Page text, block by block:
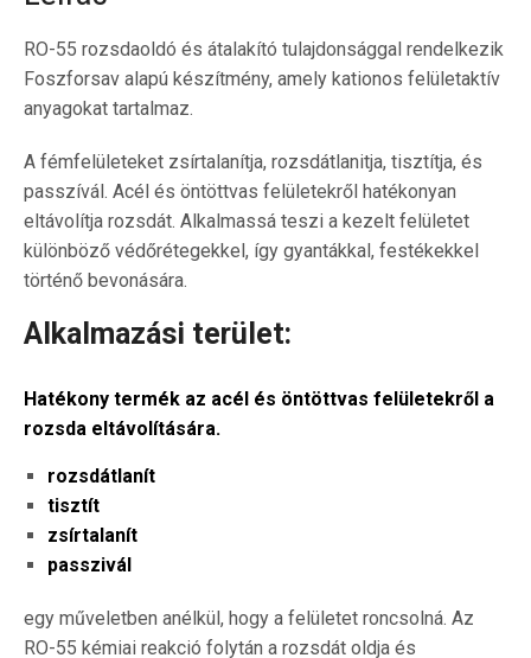
RO-55 rozsdaoldó és átalakító tulajdonsággal rendelkezik
Foszforsav alapú készítmény, amely kationos felületaktív
anyagokat tartalmaz.
A fémfelületeket zsírtalanítja, rozsdátlanitja, tisztítja, és
passzívál. Acél és öntöttvas felületekről hatékonyan
eltávolítja rozsdát. Alkalmassá teszi a kezelt felületet
különböző védőrétegekkel, így gyantákkal, festékekkel
történő bevonására.
Alkalmazási terület:
Hatékony termék az acél és öntöttvas felületekről a
rozsda eltávolítására.
rozsdátlanít
tisztít
zsírtalanít
passzivál
egy műveletben anélkül, hogy a felületet roncsolná. Az
RO-55 kémiai reakció folytán a rozsdát oldja és